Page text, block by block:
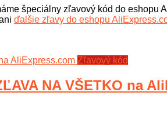
špeciálny zľavový kód do eshopu
ďalšie zľavy do eshopu
Zľavový kód
NA VŠETKO na